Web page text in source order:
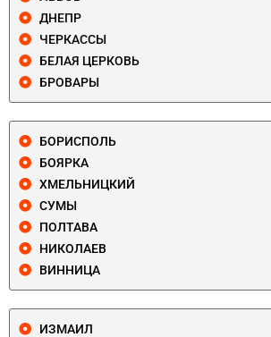
ДНЕПР
ЧЕРКАССЫ
БЕЛАЯ ЦЕРКОВЬ
БРОВАРЫ
БОРИСПОЛЬ
БОЯРКА
ХМЕЛЬНИЦКИЙ
СУМЫ
ПОЛТАВА
НИКОЛАЕВ
ВИННИЦА
ИЗМАИЛ